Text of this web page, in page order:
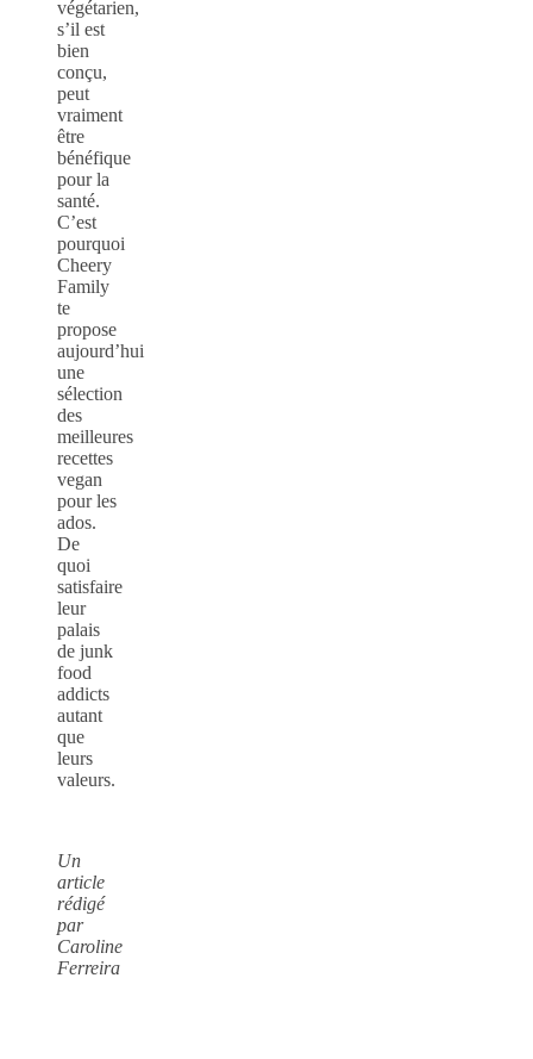
végétarien,
s’il est
bien
conçu,
peut
vraiment
être
bénéfique
pour la
santé.
C’est
pourquoi
Cheery
Family
te
propose
aujourd’hui
une
sélection
des
meilleures
recettes
vegan
pour les
ados.
De
quoi
satisfaire
leur
palais
de junk
food
addicts
autant
que
leurs
valeurs.
Un
article
rédigé
par
Caroline
Ferreira